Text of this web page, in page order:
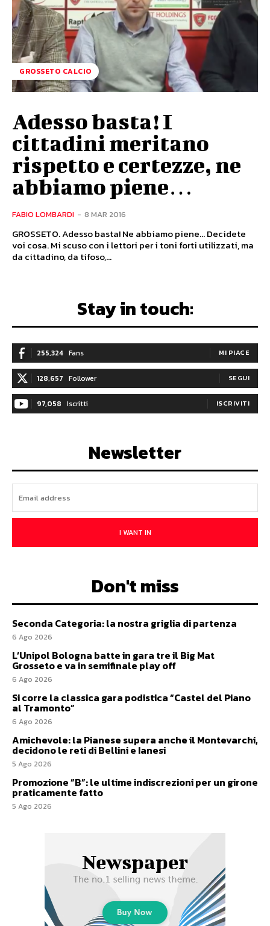
GROSSETO CALCIO
Adesso basta! I
cittadini meritano
rispetto e certezze, ne
abbiamo piene…
FABIO LOMBARDI - 8 MAR 2016
GROSSETO. Adesso basta! Ne abbiamo piene... Decidete
voi cosa. Mi scuso con i lettori per i toni forti utilizzati, ma
da cittadino, da tifoso,...
Stay in touch:
255,324 Fans MI PIACE
128,657 Follower SEGUI
97,058 Iscritti ISCRIVITI
Newsletter
I WANT IN
Don't miss
Seconda Categoria: la nostra griglia di partenza
6 Ago 2026
L’Unipol Bologna batte in gara tre il Big Mat
Grosseto e va in semifinale play off
6 Ago 2026
Si corre la classica gara podistica “Castel del Piano
al Tramonto”
6 Ago 2026
Amichevole: la Pianese supera anche il Montevarchi,
decidono le reti di Bellini e Ianesi
5 Ago 2026
Promozione ”B”: le ultime indiscrezioni per un girone
praticamente fatto
5 Ago 2026